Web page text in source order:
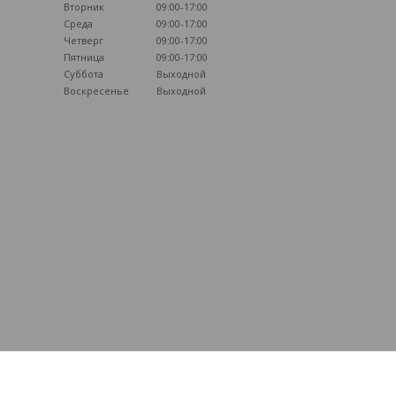
Вторник
09:00-17:00
Среда
09:00-17:00
Четверг
09:00-17:00
Пятница
09:00-17:00
Суббота
Выходной
Воскресенье
Выходной